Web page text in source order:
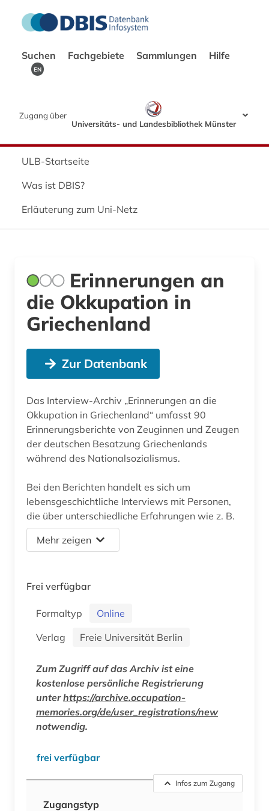
Suchen Fachgebiete Sammlungen Hilfe
EN
Zugang über
Universitäts- und Landesbibliothek Münster
ULB-Startseite
Was ist DBIS?
Erläuterung zum Uni-Netz
Erinnerungen an
die Okkupation in
Griechenland
Zur Datenbank
Das Interview-Archiv „Erinnerungen an die
Okkupation in Griechenland“ umfasst 90
Erinnerungsberichte von Zeuginnen und Zeugen
der deutschen Besatzung Griechenlands
während des Nationalsozialismus.
Bei den Berichten handelt es sich um
lebensgeschichtliche Interviews mit Personen,
die über unterschiedliche Erfahrungen wie z. B.
Mehr zeigen
Frei verfügbar
Formaltyp
Online
Verlag
Freie Universität Berlin
Zum Zugriff auf das Archiv ist eine
kostenlose persönliche Registrierung
unterhttps://archive.occupation-
memories.org/de/user_registrations/new
notwendig.
frei verfügbar
Infos zum Zugang
Zugangstyp